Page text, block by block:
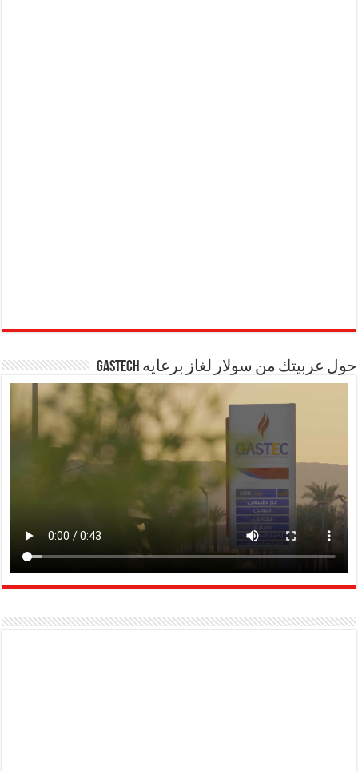
حول عربيتك من سولار لغاز برعايه GASTECH